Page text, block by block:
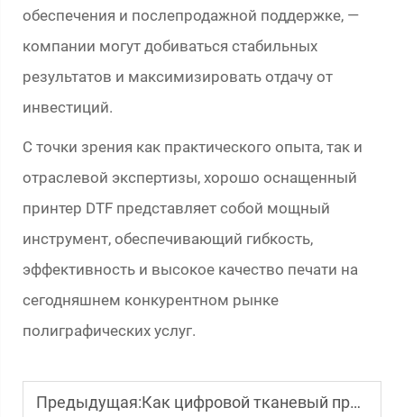
обеспечения и послепродажной поддержке, —
компании могут добиваться стабильных
результатов и максимизировать отдачу от
инвестиций.
С точки зрения как практического опыта, так и
отраслевой экспертизы, хорошо оснащенный
принтер DTF представляет собой мощный
инструмент, обеспечивающий гибкость,
эффективность и высокое качество печати на
сегодняшнем конкурентном рынке
полиграфических услуг.
Предыдущая:Как цифровой тканевый принтер повышает точность печати?